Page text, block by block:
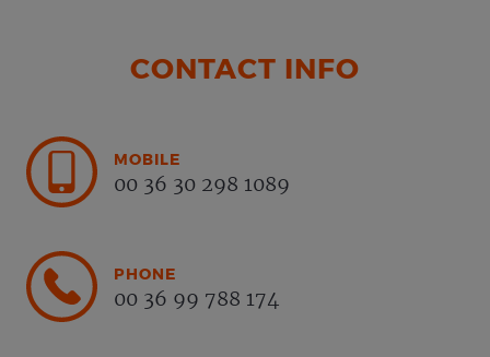
CONTACT INFO
MOBILE
00 36 30 298 1089
PHONE
00 36 99 788 174